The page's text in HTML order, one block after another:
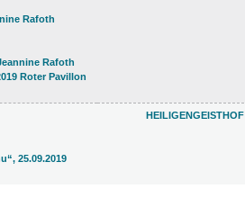
HEILIGENGEISTHOF